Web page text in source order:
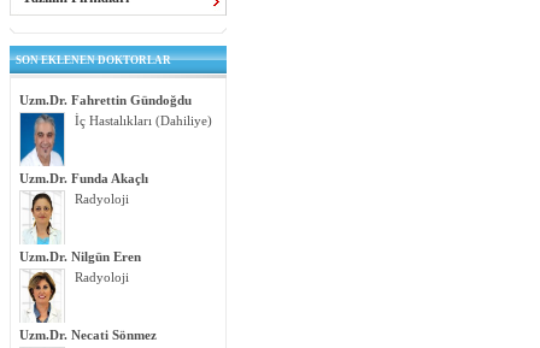
SON EKLENEN DOKTORLAR
Uzm.Dr. Fahrettin Gündoğdu
İç Hastalıkları (Dahiliye)
Uzm.Dr. Funda Akaçlı
Radyoloji
Uzm.Dr. Nilgün Eren
Radyoloji
Uzm.Dr. Necati Sönmez